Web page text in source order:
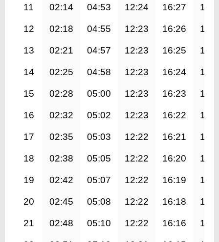
11 02:14 04:53 12:24 16:27
12 02:18 04:55 12:23 16:26
13 02:21 04:57 12:23 16:25
14 02:25 04:58 12:23 16:24
15 02:28 05:00 12:23 16:23
16 02:32 05:02 12:23 16:22
17 02:35 05:03 12:22 16:21
18 02:38 05:05 12:22 16:20
19 02:42 05:07 12:22 16:19
20 02:45 05:08 12:22 16:18
21 02:48 05:10 12:22 16:16